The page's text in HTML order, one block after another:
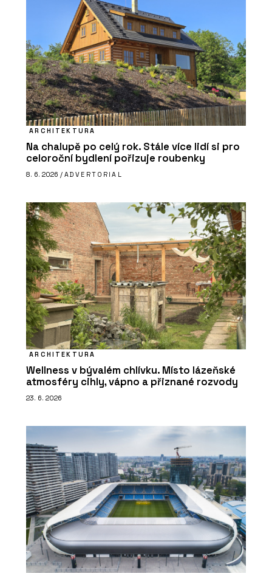
ARCHITEKTURA
Na chalupě po celý rok. Stále více lidí si pro
celoroční bydlení pořizuje roubenky
8. 6. 2026 / ADVERTORIAL
ARCHITEKTURA
Wellness v bývalém chlívku. Místo lázeňské
atmosféry cihly, vápno a přiznané rozvody
23. 6. 2026